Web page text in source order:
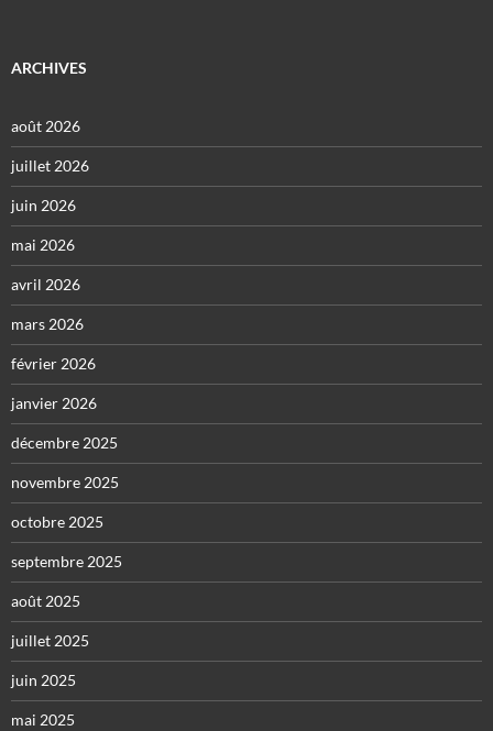
ARCHIVES
août 2026
juillet 2026
juin 2026
mai 2026
avril 2026
mars 2026
février 2026
janvier 2026
décembre 2025
novembre 2025
octobre 2025
septembre 2025
août 2025
juillet 2025
juin 2025
mai 2025